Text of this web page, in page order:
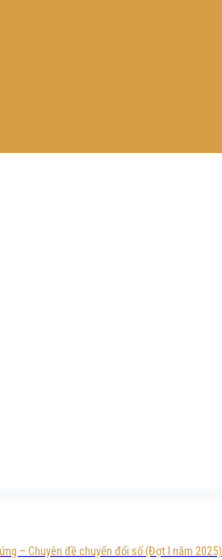
– Chuyên đề chuyển đổi số (Đợt I năm 2025)